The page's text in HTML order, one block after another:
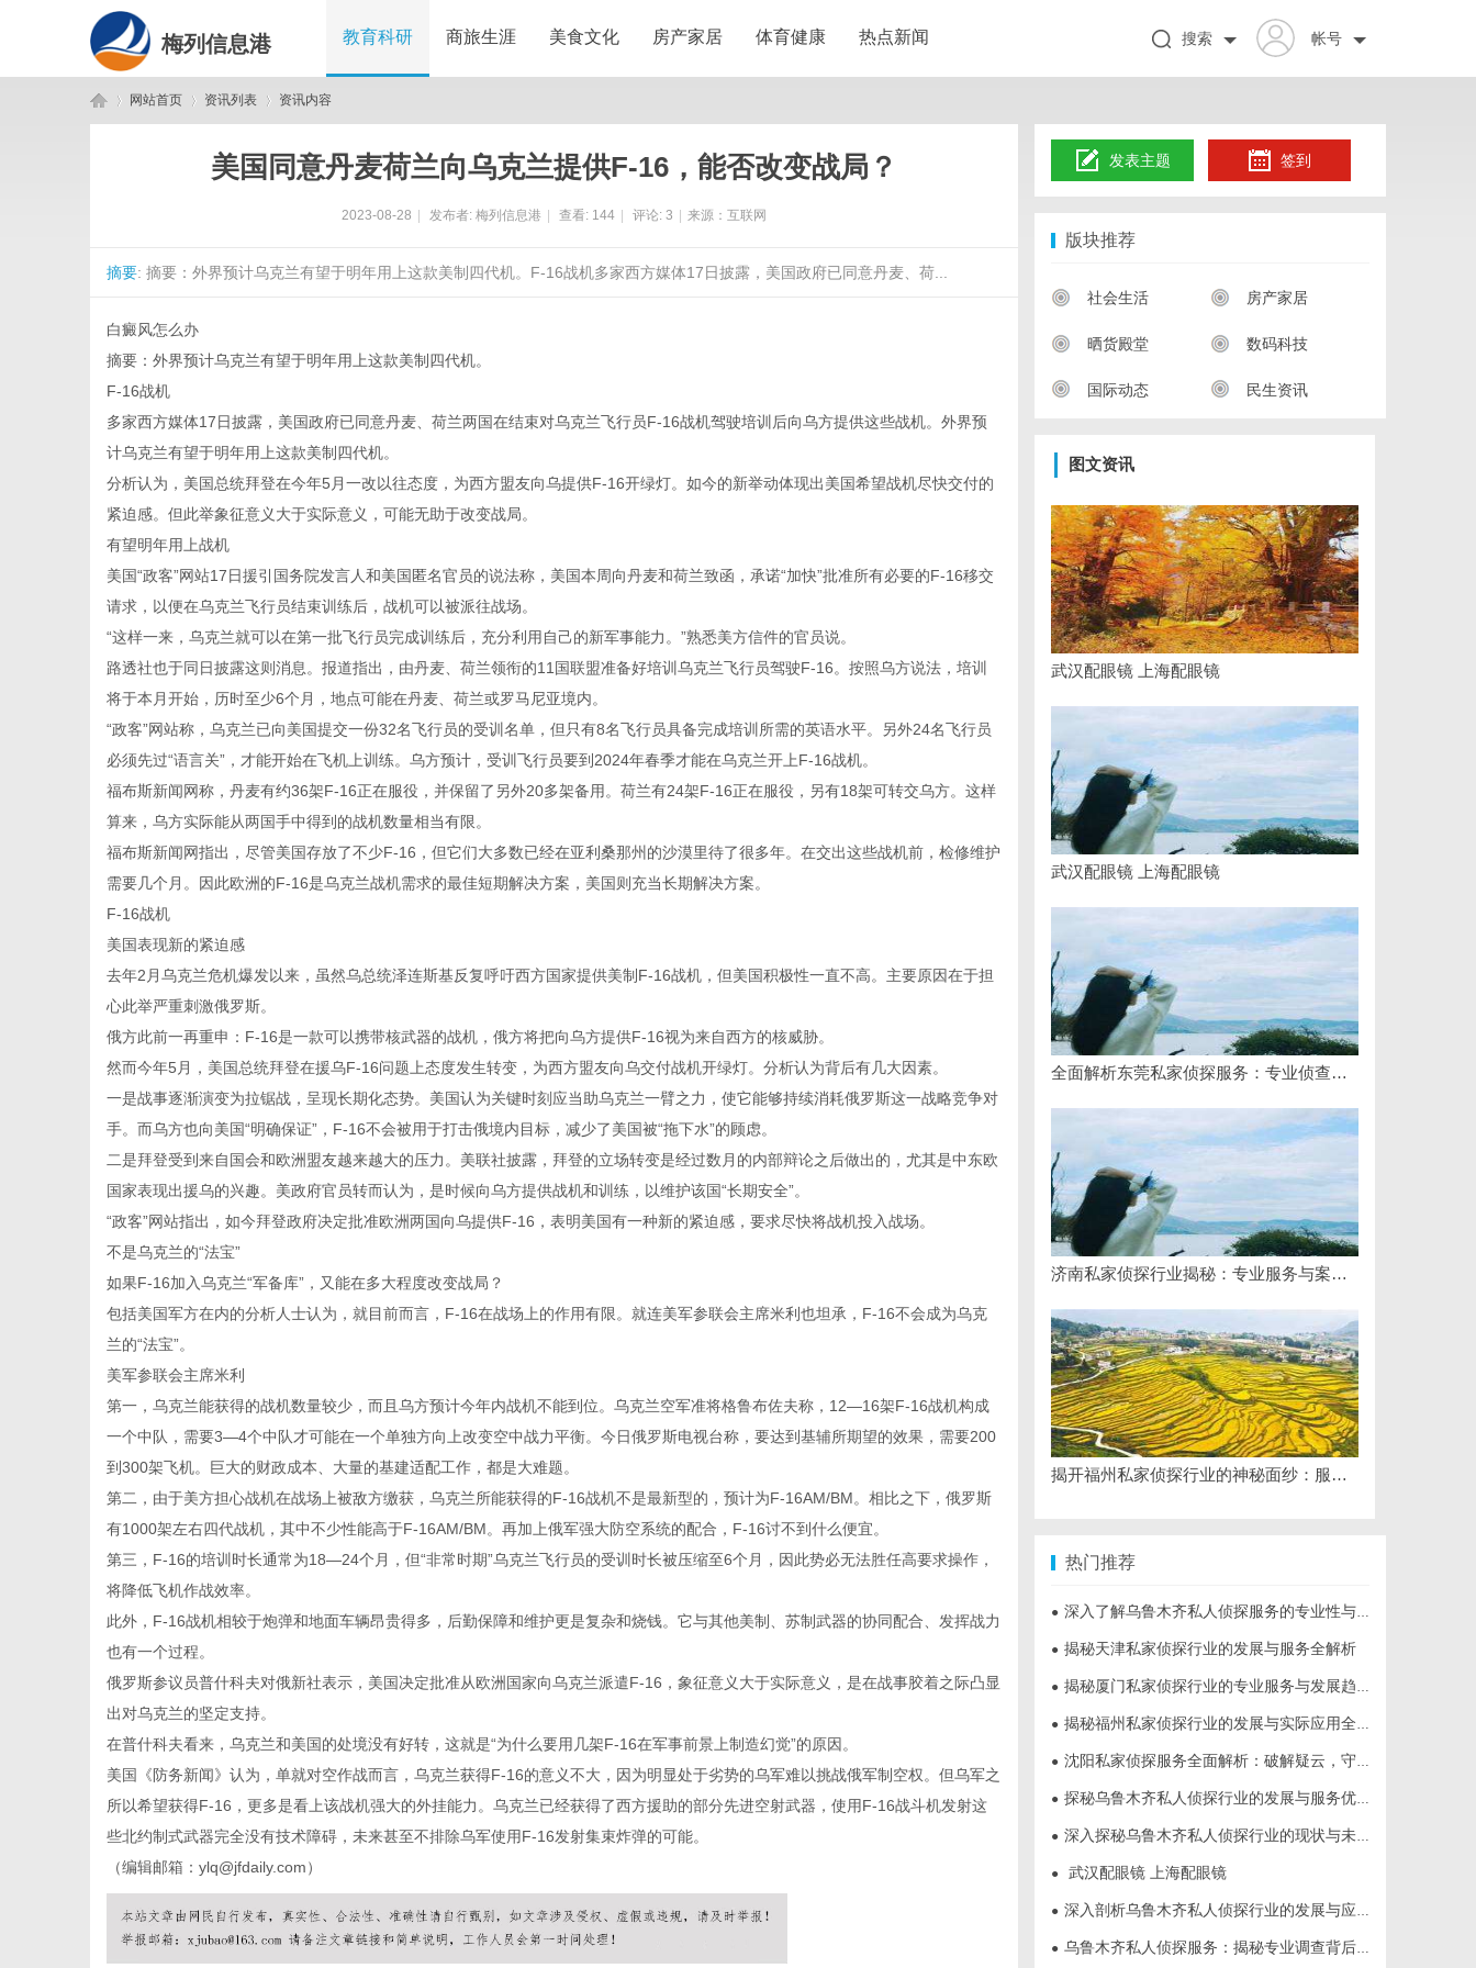
梅列信息港 教育科研 商旅生涯 美食文化 房产家居 体育健康 热点新闻 帐号
搜索
网站首页 资讯列表 资讯内容
美国同意丹麦荷兰向乌克兰提供F-16，能否改变战局？
2023-08-28 发布者: 梅列信息港 查看: 144 评论: 3 来源：互联网
摘要: 摘要：外界预计乌克兰有望于明年用上这款美制四代机。F-16战机多家西方媒体17日披露，美国政府已同意丹麦、荷...
白癜风怎么办
摘要：外界预计乌克兰有望于明年用上这款美制四代机。
F-16战机
多家西方媒体17日披露，美国政府已同意丹麦、荷兰两国在结束对乌克兰飞行员F-16战机驾驶培训后向乌方提供这些战机。外界预
计乌克兰有望于明年用上这款美制四代机。
分析认为，美国总统拜登在今年5月一改以往态度，为西方盟友向乌提供F-16开绿灯。如今的新举动体现出美国希望战机尽快交付的
紧迫感。但此举象征意义大于实际意义，可能无助于改变战局。
有望明年用上战机
美国“政客”网站17日援引国务院发言人和美国匿名官员的说法称，美国本周向丹麦和荷兰致函，承诺“加快”批准所有必要的F-16移交
请求，以便在乌克兰飞行员结束训练后，战机可以被派往战场。
“这样一来，乌克兰就可以在第一批飞行员完成训练后，充分利用自己的新军事能力。”熟悉美方信件的官员说。
路透社也于同日披露这则消息。报道指出，由丹麦、荷兰领衔的11国联盟准备好培训乌克兰飞行员驾驶F-16。按照乌方说法，培训
将于本月开始，历时至少6个月，地点可能在丹麦、荷兰或罗马尼亚境内。
“政客”网站称，乌克兰已向美国提交一份32名飞行员的受训名单，但只有8名飞行员具备完成培训所需的英语水平。另外24名飞行员
必须先过“语言关”，才能开始在飞机上训练。乌方预计，受训飞行员要到2024年春季才能在乌克兰开上F-16战机。
福布斯新闻网称，丹麦有约36架F-16正在服役，并保留了另外20多架备用。荷兰有24架F-16正在服役，另有18架可转交乌方。这样
算来，乌方实际能从两国手中得到的战机数量相当有限。
福布斯新闻网指出，尽管美国存放了不少F-16，但它们大多数已经在亚利桑那州的沙漠里待了很多年。在交出这些战机前，检修维护
需要几个月。因此欧洲的F-16是乌克兰战机需求的最佳短期解决方案，美国则充当长期解决方案。
F-16战机
美国表现新的紧迫感
去年2月乌克兰危机爆发以来，虽然乌总统泽连斯基反复呼吁西方国家提供美制F-16战机，但美国积极性一直不高。主要原因在于担
心此举严重刺激俄罗斯。
俄方此前一再重申：F-16是一款可以携带核武器的战机，俄方将把向乌方提供F-16视为来自西方的核威胁。
然而今年5月，美国总统拜登在援乌F-16问题上态度发生转变，为西方盟友向乌交付战机开绿灯。分析认为背后有几大因素。
一是战事逐渐演变为拉锯战，呈现长期化态势。美国认为关键时刻应当助乌克兰一臂之力，使它能够持续消耗俄罗斯这一战略竞争对
手。而乌方也向美国“明确保证”，F-16不会被用于打击俄境内目标，减少了美国被“拖下水”的顾虑。
二是拜登受到来自国会和欧洲盟友越来越大的压力。美联社披露，拜登的立场转变是经过数月的内部辩论之后做出的，尤其是中东欧
国家表现出援乌的兴趣。美政府官员转而认为，是时候向乌方提供战机和训练，以维护该国“长期安全”。
“政客”网站指出，如今拜登政府决定批准欧洲两国向乌提供F-16，表明美国有一种新的紧迫感，要求尽快将战机投入战场。
不是乌克兰的“法宝”
如果F-16加入乌克兰“军备库”，又能在多大程度改变战局？
包括美国军方在内的分析人士认为，就目前而言，F-16在战场上的作用有限。就连美军参联会主席米利也坦承，F-16不会成为乌克
兰的“法宝”。
美军参联会主席米利
第一，乌克兰能获得的战机数量较少，而且乌方预计今年内战机不能到位。乌克兰空军准将格鲁布佐夫称，12—16架F-16战机构成
一个中队，需要3—4个中队才可能在一个单独方向上改变空中战力平衡。今日俄罗斯电视台称，要达到基辅所期望的效果，需要200
到300架飞机。巨大的财政成本、大量的基建适配工作，都是大难题。
第二，由于美方担心战机在战场上被敌方缴获，乌克兰所能获得的F-16战机不是最新型的，预计为F-16AM/BM。相比之下，俄罗斯
有1000架左右四代战机，其中不少性能高于F-16AM/BM。再加上俄军强大防空系统的配合，F-16讨不到什么便宜。
第三，F-16的培训时长通常为18—24个月，但“非常时期”乌克兰飞行员的受训时长被压缩至6个月，因此势必无法胜任高要求操作，
将降低飞机作战效率。
此外，F-16战机相较于炮弹和地面车辆昂贵得多，后勤保障和维护更是复杂和烧钱。它与其他美制、苏制武器的协同配合、发挥战力
也有一个过程。
俄罗斯参议员普什科夫对俄新社表示，美国决定批准从欧洲国家向乌克兰派遣F-16，象征意义大于实际意义，是在战事胶着之际凸显
出对乌克兰的坚定支持。
在普什科夫看来，乌克兰和美国的处境没有好转，这就是“为什么要用几架F-16在军事前景上制造幻觉”的原因。
美国《防务新闻》认为，单就对空作战而言，乌克兰获得F-16的意义不大，因为明显处于劣势的乌军难以挑战俄军制空权。但乌军之
所以希望获得F-16，更多是看上该战机强大的外挂能力。乌克兰已经获得了西方援助的部分先进空射武器，使用F-16战斗机发射这
些北约制式武器完全没有技术障碍，未来甚至不排除乌军使用F-16发射集束炸弹的可能。
（编辑邮箱：ylq@jfdaily.com）
发表主题 签到
版块推荐
社会生活 房产家居
晒货殿堂 数码科技
国际动态 民生资讯
图文资讯
武汉配眼镜 上海配眼镜
武汉配眼镜 上海配眼镜
全面解析东莞私家侦探服务：专业侦查助您解决各种疑难问题
济南私家侦探行业揭秘：专业服务与案件解析全方位指南
揭开福州私家侦探行业的神秘面纱：服务、优势与法律解析
热门推荐
● 深入了解乌鲁木齐私人侦探服务的专业性与应用领域
● 揭秘天津私家侦探行业的发展与服务全解析
● 揭秘厦门私家侦探行业的专业服务与发展趋势
● 揭秘福州私家侦探行业的发展与实际应用全解析
● 沈阳私家侦探服务全面解析：破解疑云，守护真相的专家助力
● 探秘乌鲁木齐私人侦探行业的发展与服务优势
● 深入探秘乌鲁木齐私人侦探行业的现状与未来发展趋势
● 武汉配眼镜 上海配眼镜
● 深入剖析乌鲁木齐私人侦探行业的发展与应用现状
● 乌鲁木齐私人侦探服务：揭秘专业调查背后的故事与应用